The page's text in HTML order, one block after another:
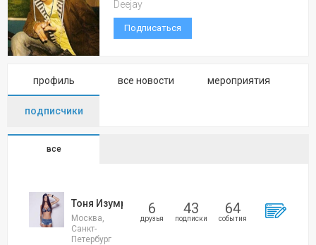
Deejay
Подписаться
профиль все новости мероприятия
подписчики
все
6
друзья
43
подписки
64
события
Тоня Изумрудова
Москва,
Санкт-
Петербург